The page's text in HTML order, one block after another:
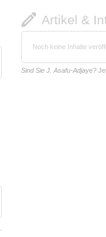
.
Artikel &
Noch keine Inhalte
Sind Sie J. Asafu-Adjaye?